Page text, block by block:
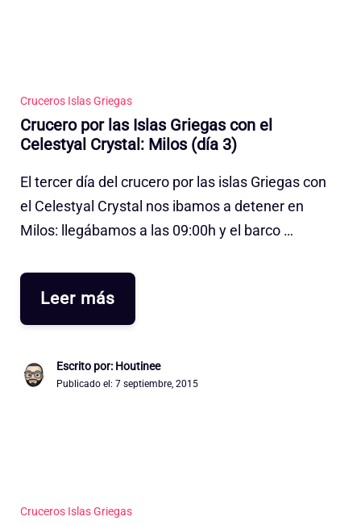
Cruceros Islas Griegas
Crucero por las Islas Griegas con el
Celestyal Crystal: Milos (día 3)
El tercer día del crucero por las islas Griegas con
el Celestyal Crystal nos ibamos a detener en
Milos: llegábamos a las 09:00h y el barco …
Leer más
Escrito por: Houtinee
Publicado el: 7 septiembre, 2015
Cruceros Islas Griegas